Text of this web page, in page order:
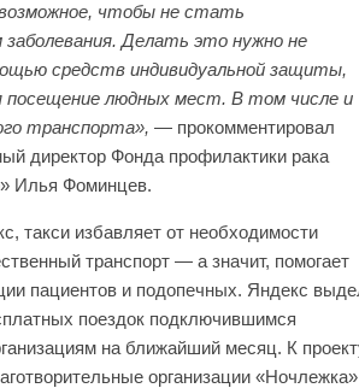
чтобы не стать
заболевания. Делать это нужно не
средств индивидуальной защиты,
посещение людных мест. В том числе и
транспорта», — прокомментировал
директор Фонда профилактики рака
Илья Фоминцев.
такси избавляет от необходимости
транспорт — а значит, помогает
пациентов и подопечных. Яндекс
поездок подключившимся
на ближайший месяц. К
организации